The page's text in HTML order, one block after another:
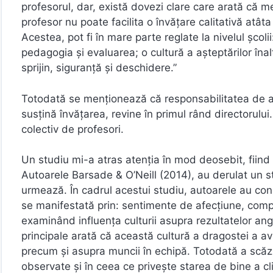
profesorul, dar, există dovezi clare care arată că
profesor nu poate facilita o învățare calitativă
Acestea, pot fi în mare parte reglate la nivelul
pedagogia și evaluarea; o cultură a așteptărilor
sprijin, siguranță și deschidere.”
Totodată se menționează că responsabilitatea de
susțină învățarea, revine în primul rând
colectiv de profesori.
Un studiu mi-a atras atenția în mod deosebit, fiind
Autoarele Barsade & O’Neill (2014), au derulat
urmează. În cadrul acestui studiu, autoarele au
se manifestată prin: sentimente de afecțiune,
examinând influența culturii asupra rezultatelor
principale arată că această cultură a dragostei a
precum și asupra muncii în echipă. Totodată a
observate și în ceea ce privește starea de bine a